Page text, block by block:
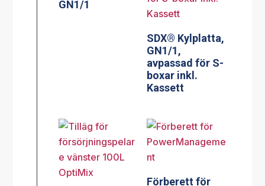
GN1/1
SDX® Kylplatta,
GN1/1,
avpassad för S-
boxar inkl.
Kassett
Förberett för